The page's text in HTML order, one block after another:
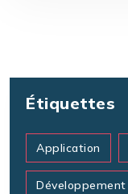
Étiquettes
Application
Développement